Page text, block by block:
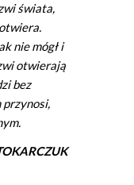
świata,
nie mógł i
otwierają
bez
przynosi,